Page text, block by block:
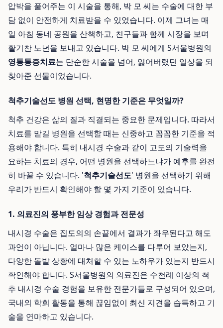
압박을 풀어주는 이 시술을 통해, 박 모 씨는 수술에 대한 부
담 없이 안전하게 치료받을 수 있었습니다. 이제 그녀는 매
일 아침 동네 공원을 산책하고, 친구들과 함께 시장을 보며
활기찬 노년을 보내고 있습니다. 박 모 씨에게 S서울병원의
영통통증치료는 단순한 시술을 넘어, 잃어버렸던 일상을 되
찾아준 선물이었습니다.
척추기술선도 병원 선택, 현명한 기준은 무엇일까?
척추 건강은 삶의 질과 직결되는 중요한 문제입니다. 따라서
치료를 맡길 병원을 선택할 때는 신중하고 꼼꼼한 기준을 적
용해야 합니다. 특히 내시경 수술과 같이 고도의 기술력을
요하는 치료의 경우, 어떤 병원을 선택하느냐가 예후를 완전
히 바꿀 수 있습니다. '척추기술선도' 병원을 선택하기 위해
우리가 반드시 확인해야 할 몇 가지 기준이 있습니다.
1. 의료진의 풍부한 임상 경험과 전문성
내시경 수술은 집도의의 손끝에서 결과가 좌우된다고 해도
과언이 아닙니다. 얼마나 많은 케이스를 다루어 보았는지,
다양한 돌발 상황에 대처할 수 있는 노하우가 있는지 반드시
확인해야 합니다. S서울병원의 의료진은 수천례 이상의 척
추 내시경 수술 경험을 보유한 전문가들로 구성되어 있으며,
국내외 학회 활동을 통해 끊임없이 최신 지견을 습득하고 기
술을 연마하고 있습니다.